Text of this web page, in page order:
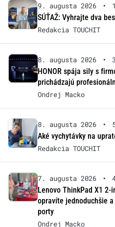
9. augusta 2026 •
SÚŤAŽ: Vyhrajte dva
Redakcia TOUCHIT
8. augusta 2026 •
HONOR spája sily s
prichádzajú
Ondrej Macko
8. augusta 2026 •
Aké vychytávky na
Redakcia TOUCHIT
7. augusta 2026 •
Lenovo ThinkPad X1 2-
opravíte jednoduchšie
porty
Ondrej Macko